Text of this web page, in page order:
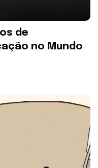
de
no Mundo